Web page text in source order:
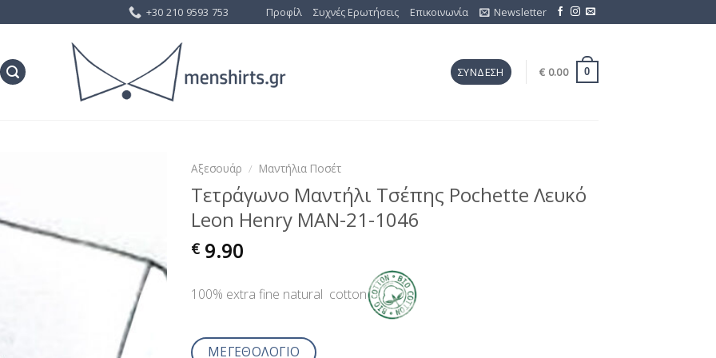
+30 210 9593 753 Προφίλ Συχνές Ερωτήσεις Επικοινωνία Newsletter
ΣΎΝΔΕΣΗ € 0.00 0
Αξεσουάρ / Μαντήλια Ποσέτ
Τετράγωνο Μαντήλι Τσέπης Pochette Λευκό
Leon Henry MAN-21-1046
€ 9.90
100% extra fine natural cotton
ΜΕΓΕΘΟΛΟΓΙΟ